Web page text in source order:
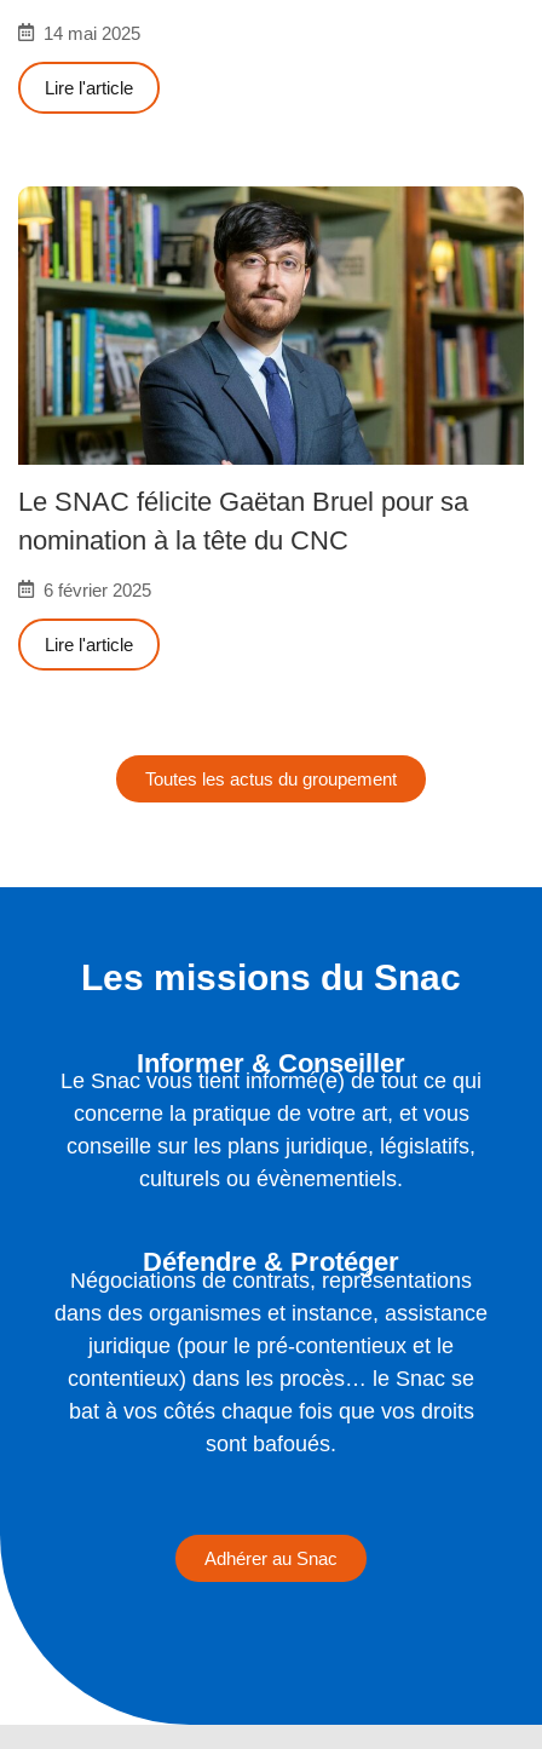
14 mai 2025
Lire l'article
Le SNAC félicite Gaëtan Bruel pour sa
nomination à la tête du CNC
6 février 2025
Lire l'article
Toutes les actus du groupement
Les missions du Snac
Informer & Conseiller
Le Snac vous tient informé(e) de tout ce qui
concerne la pratique de votre art, et vous
conseille sur les plans juridique, législatifs,
culturels ou évènementiels.
Défendre & Protéger
Négociations de contrats, représentations
dans des organismes et instance, assistance
juridique (pour le pré-contentieux et le
contentieux) dans les procès… le Snac se
bat à vos côtés chaque fois que vos droits
sont bafoués.
Adhérer au Snac